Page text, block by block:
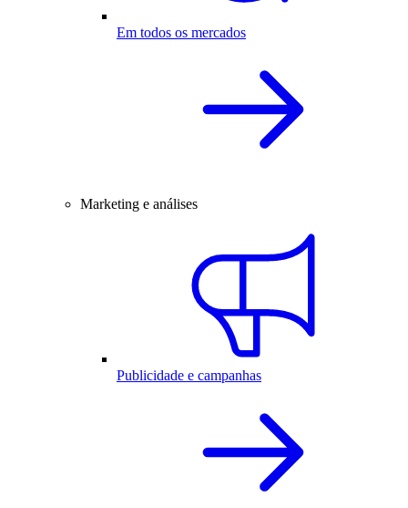
Em todos os mercados
Marketing e análises
Publicidade e campanhas